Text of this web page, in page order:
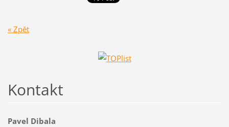
« Zpět
Kontakt
Pavel Dibala